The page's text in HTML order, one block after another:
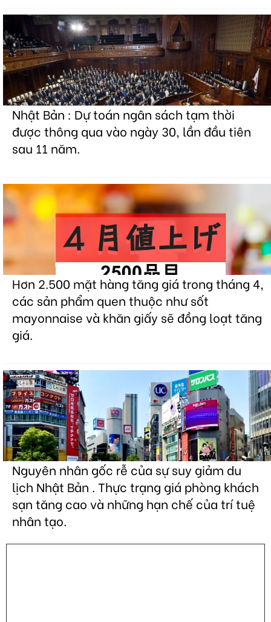
Nhật Bản : Dự toán ngân sách tạm thời
được thông qua vào ngày 30, lần đầu tiên
sau 11 năm.
Hơn 2.500 mặt hàng tăng giá trong tháng 4,
các sản phẩm quen thuộc như sốt
mayonnaise và khăn giấy sẽ đồng loạt tăng
giá.
Nguyên nhân gốc rễ của sự suy giảm du
lịch Nhật Bản . Thực trạng giá phòng khách
sạn tăng cao và những hạn chế của trí tuệ
nhân tạo.